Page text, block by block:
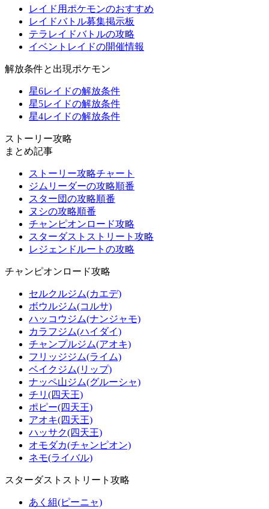
レイド用ポケモンのおすすめ
レイドバトル募集掲示板
テラレイドバトルの攻略
イベントレイドの開催情報
解放条件と出現ポケモン
星6レイドの解放条件
星5レイドの解放条件
星4レイドの解放条件
ストーリー攻略
まとめ記事
ストーリー攻略チャート
ジムリーダーの攻略順番
スター団の攻略順番
ヌシの攻略順番
チャンピオンロード攻略
スターダストストリート攻略
レジェンドルートの攻略
チャンピオンロード攻略
セルクルジム(カエデ)
ボウルジム(コルサ)
ハッコウジム(ナンジャモ)
カラフジム(ハイダイ)
チャンプルジム(アオキ)
フリッジジム(ライム)
ベイクジム(リップ)
ナッペ山ジム(グルーシャ)
チリ(四天王)
ポピー(四天王)
アオキ(四天王)
ハッサク(四天王)
オモダカ(チャンピオン)
ネモ(ライバル)
スターダストストリート攻略
あく組(ピーニャ)